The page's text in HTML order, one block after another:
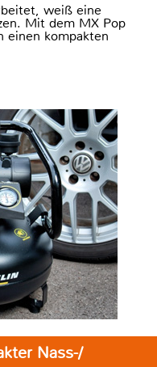
weiß eine
Mit dem MX Pop
einen kompakten
Nass-/